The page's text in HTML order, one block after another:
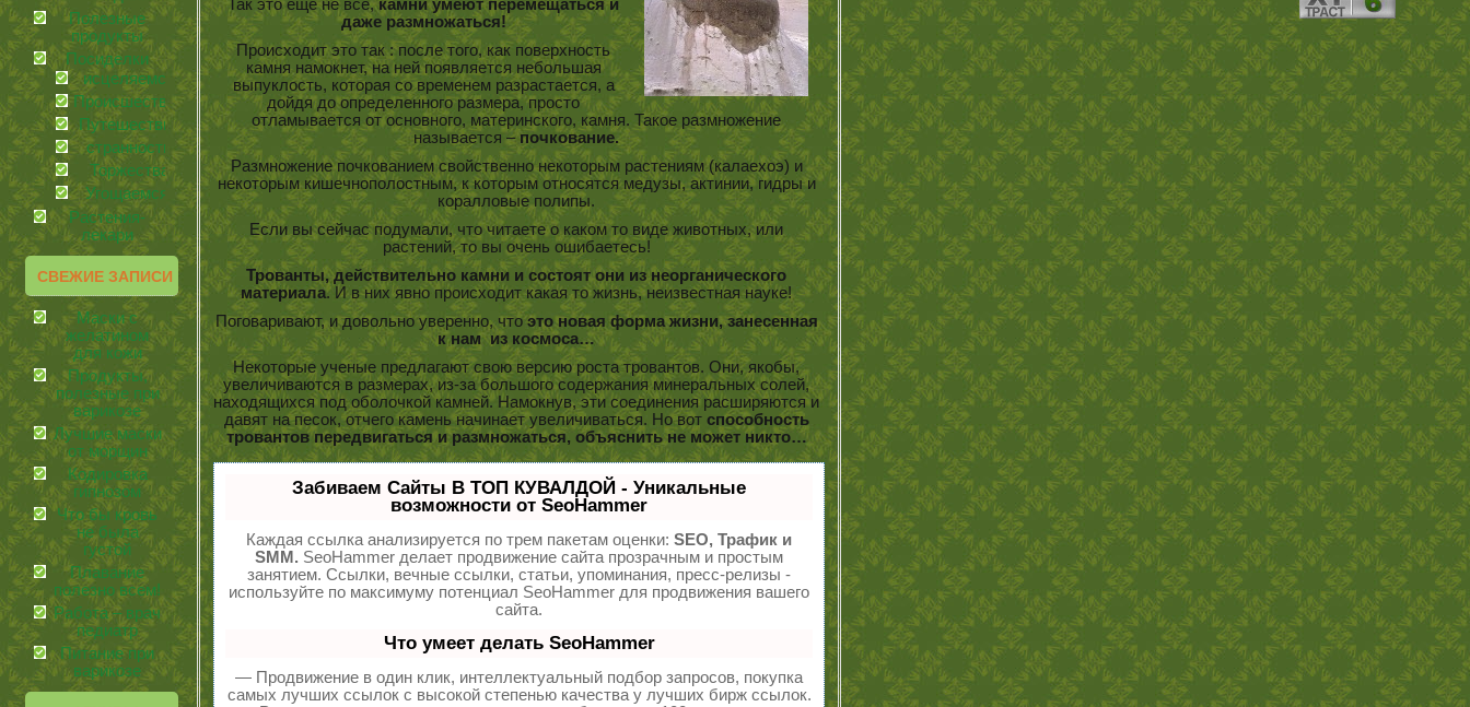
Полезные
продукты
Посиделки
иcцеляемся
Происшествия
Путешествия
странности
Торжества
Угощаемся!
Растения-
лекари
СВЕЖИЕ ЗАПИСИ
Маски с
желатином
для кожи
Продукты,
полезные при
варикозе
Лучшие маски
от морщин
Кодировка
гипнозом
Что бы кровь
не была
густой
Плавание
полезно всем!
Работа – врач
педиатр
Питание при
варикозе
Так это еще не все, камни умеют перемещаться и
даже размножаться!
Происходит это так : после того, как поверхность
камня намокнет, на ней появляется небольшая
выпуклость, которая со временем разрастается, а
дойдя до определенного размера, просто
отламывается от основного, материнского, камня. Такое размножение
называется –почкование.
Размножение почкованием свойственно некоторым растениям (калаехоэ) и
некоторым кишечнополостным, к которым относятся медузы, актинии, гидры и
коралловые полипы.
Если вы сейчас подумали, что читаете о каком то виде животных, или
растений, то вы очень ошибаетесь!
Трованты, действительно камни и состоят они из неорганического
материала. И в них явно происходит какая то жизнь, неизвестная науке!
Поговаривают, и довольно уверенно, чтоэто новая форма жизни, занесенная
к нам из космоса…
Некоторые ученые предлагают свою версию роста тровантов. Они, якобы,
увеличиваются в размерах, из-за большого содержания минеральных солей,
находящихся под оболочкой камней. Намокнув, эти соединения расширяются и
давят на песок, отчего камень начинает увеличиваться. Но вот способность
тровантов передвигаться и размножаться, объяснить не может никто…
Забиваем Сайты В ТОП КУВАЛДОЙ - Уникальные
возможности от SeoHammer
Каждая ссылка анализируется по трем пакетам оценки: SEO, Трафик и
SMM. SeoHammer делает продвижение сайта прозрачным и простым
занятием. Ссылки, вечные ссылки, статьи, упоминания, пресс-релизы -
используйте по максимуму потенциал SeoHammer для продвижения вашего
сайта.
Что умеет делать SeoHammer
— Продвижение в один клик, интеллектуальный подбор запросов, покупка
самых лучших ссылок с высокой степенью качества у лучших бирж ссылок.